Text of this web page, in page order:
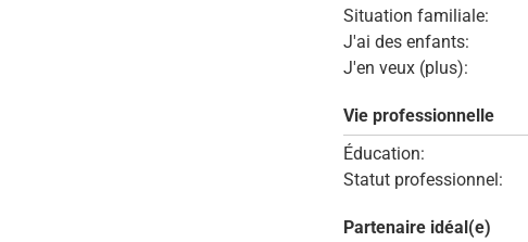
Situation familiale:
J'ai des enfants:
J'en veux (plus):
Vie professionnelle
Éducation:
Statut professionnel:
Partenaire idéal(e)